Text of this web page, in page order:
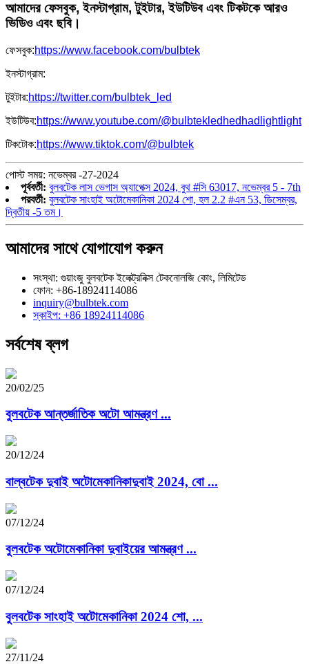
আমাদের ফেসবুক, ইনস্টাগ্রাম, টুইটার, ইউটিউব এবং টিকটকে আরও
ভিডিও এবং ছবি।
ফেসবুক:https://www.facebook.com/bulbtek
ইনস্টাগ্রাম:
টুইটার:https://twitter.com/bulbtek_led
ইউটিউব:https://www.youtube.com/@bulbtekledhedhadlightlight
টিকটোক:https://www.tiktok.com/@bulbtek
পোস্ট সময়: নভেম্বর -27-2024
পূর্ববর্তী: বুলবটেক লাস ভেগাস অ্যাপেক্স 2024, বুথ #সি 63017, নভেম্বর 5 - 7th
পরবর্তী: বুলবটেক সাংহাই অটোমেকানিকা 2024 শো, হল 2.2 #এন 53, ডিসেম্বর,
দ্বিতীয় -5 তম।
আমাদের সাথে যোগাযোগ করুন
সংস্থা: গুয়াংজু বুলবটেক ইলেক্ট্রনিক্স টেকনোলজি কোং, লিমিটেড
ফোন: +86-18924114086
inquiry@bulbtek.com
স্কাইপ: +86 18924114086
সর্বশেষ ব্লগ
20/02/25
বুলবটেক আন্তর্জাতিক অটো আমন্ত্রণ ...
20/12/24
বাল্বটেক দুবাই অটোমেকানিকাদুবাই 2024, বো ...
07/12/24
বুলবটেক অটোমেকানিকা দুবাইয়ের আমন্ত্রণ ...
07/12/24
বুলবটেক সাংহাই অটোমেকানিকা 2024 শো, ...
27/11/24